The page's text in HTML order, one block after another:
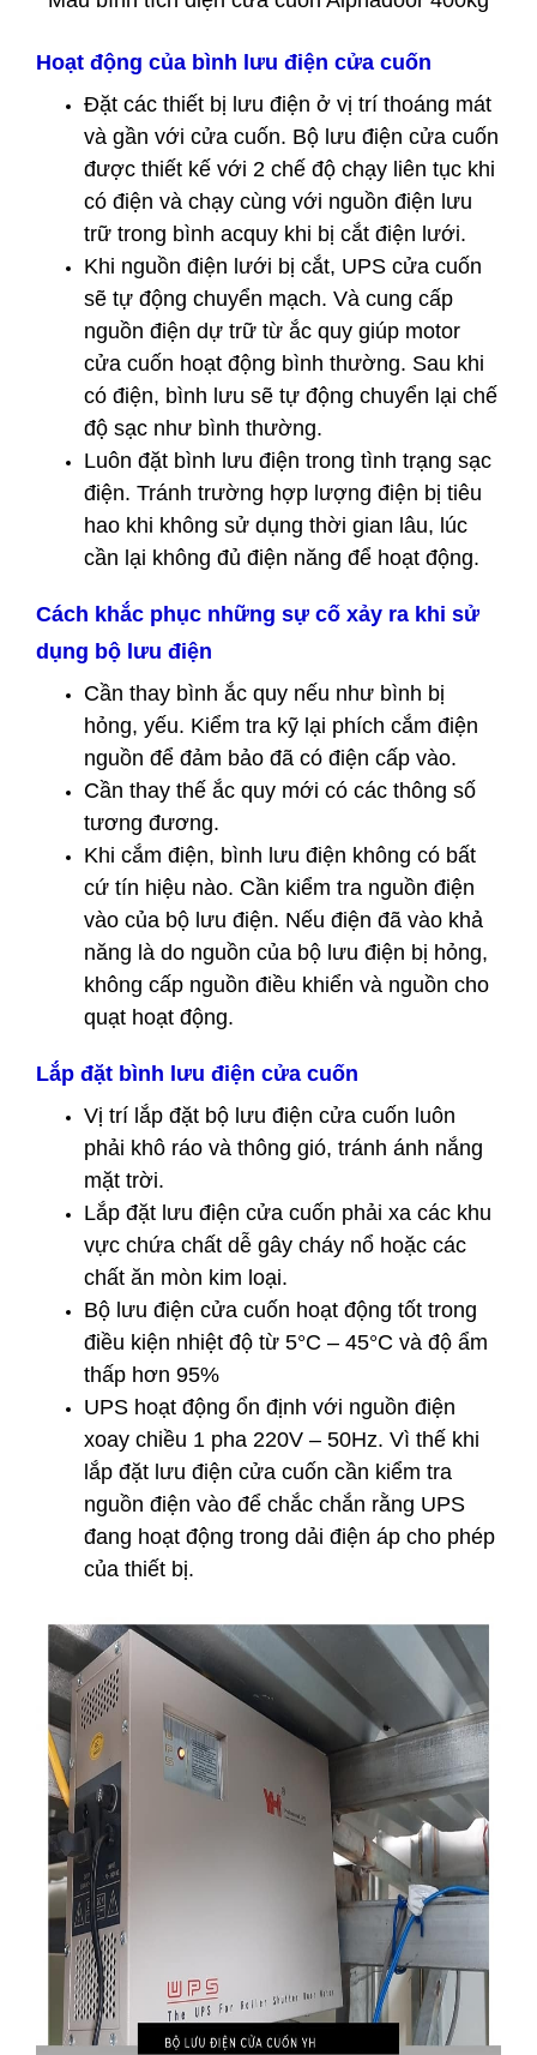
Hoạt động của bình lưu điện cửa cuốn
Đặt các thiết bị lưu điện ở vị trí thoáng mát
và gần với cửa cuốn. Bộ lưu điện cửa cuốn
được thiết kế với 2 chế độ chạy liên tục khi
có điện và chạy cùng với nguồn điện lưu
trữ trong bình acquy khi bị cắt điện lưới.
Khi nguồn điện lưới bị cắt, UPS cửa cuốn
sẽ tự động chuyển mạch. Và cung cấp
nguồn điện dự trữ từ ắc quy giúp motor
cửa cuốn hoạt động bình thường. Sau khi
có điện, bình lưu sẽ tự động chuyển lại chế
độ sạc như bình thường.
Luôn đặt bình lưu điện trong tình trạng sạc
điện. Tránh trường hợp lượng điện bị tiêu
hao khi không sử dụng thời gian lâu, lúc
cần lại không đủ điện năng để hoạt động.
Cách khắc phục những sự cố xảy ra khi sử
dụng bộ lưu điện
Cần thay bình ắc quy nếu như bình bị
hỏng, yếu. Kiểm tra kỹ lại phích cắm điện
nguồn để đảm bảo đã có điện cấp vào.
Cần thay thế ắc quy mới có các thông số
tương đương.
Khi cắm điện, bình lưu điện không có bất
cứ tín hiệu nào. Cần kiểm tra nguồn điện
vào của bộ lưu điện. Nếu điện đã vào khả
năng là do nguồn của bộ lưu điện bị hỏng,
không cấp nguồn điều khiển và nguồn cho
quạt hoạt động.
Lắp đặt bình lưu điện cửa cuốn
Vị trí lắp đặt bộ lưu điện cửa cuốn luôn
phải khô ráo và thông gió, tránh ánh nắng
mặt trời.
Lắp đặt lưu điện cửa cuốn phải xa các khu
vực chứa chất dễ gây cháy nổ hoặc các
chất ăn mòn kim loại.
Bộ lưu điện cửa cuốn hoạt động tốt trong
điều kiện nhiệt độ từ 5°C – 45°C và độ ẩm
thấp hơn 95%
UPS hoạt động ổn định với nguồn điện
xoay chiều 1 pha 220V – 50Hz. Vì thế khi
lắp đặt lưu điện cửa cuốn cần kiểm tra
nguồn điện vào để chắc chắn rằng UPS
đang hoạt động trong dải điện áp cho phép
của thiết bị.